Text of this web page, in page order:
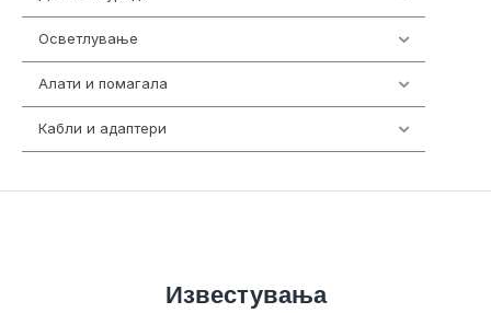
Осветлување
Алати и помагала
Кабли и адаптери
Известувања